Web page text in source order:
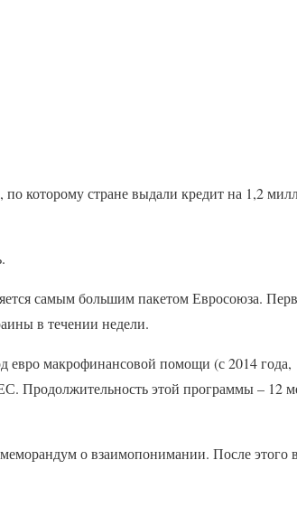
которому стране выдали кредит на 1,2
самым большим пакетом Евросоюза.
в течении недели.
евро макрофинансовой помощи (с 2014 года,
Продолжительность этой программы – 12
о взаимопонимании. После этого в